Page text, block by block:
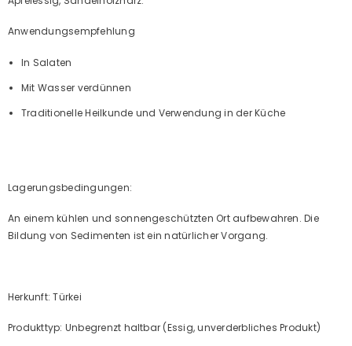
Anwendungsempfehlung
In Salaten
Mit Wasser verdünnen
Traditionelle Heilkunde und Verwendung in der Küche
Lagerungsbedingungen:
An einem kühlen und sonnengeschützten Ort aufbewahren. Die
Bildung von Sedimenten ist ein natürlicher Vorgang.
Herkunft: Türkei
Produkttyp: Unbegrenzt haltbar (Essig, unverderbliches Produkt)